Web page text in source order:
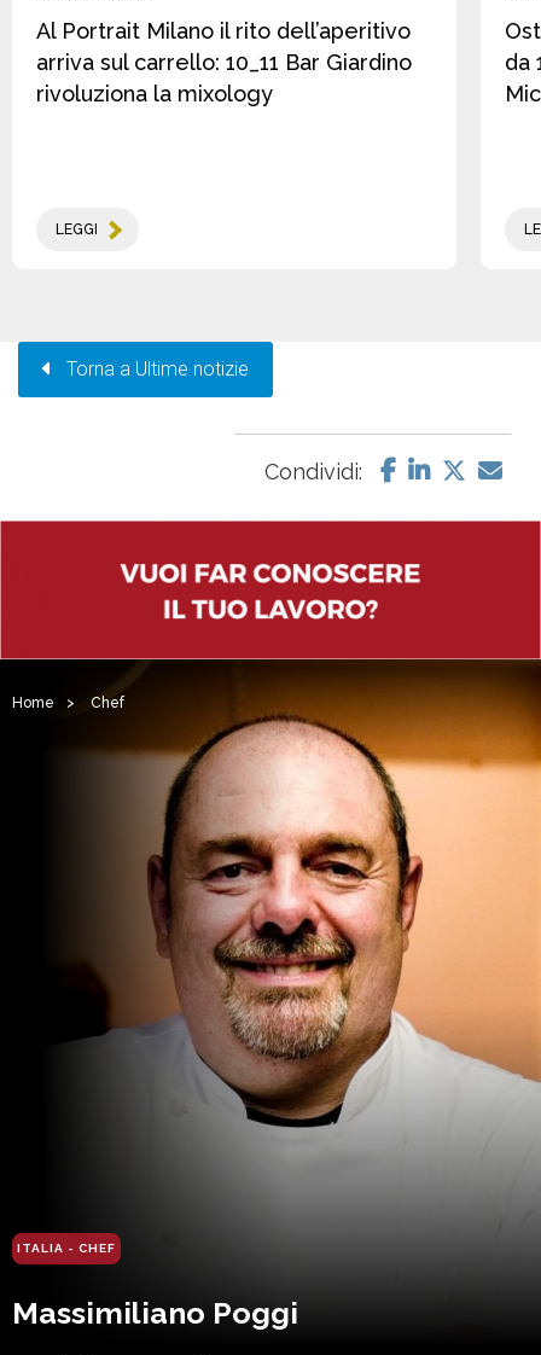
Al Portrait Milano il rito dell’aperitivo
arriva sul carrello: 10_11 Bar Giardino
rivoluziona la mixology
LEGGI
da
Torna a Ultime notizie
Condividi:
Home > Chef
ITALIA - CHEF
Massimiliano Poggi